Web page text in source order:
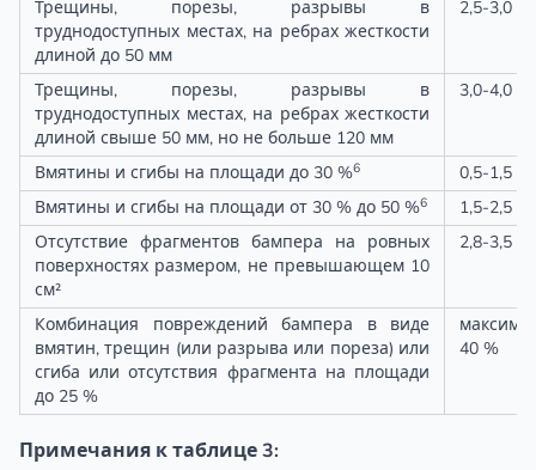
Трещины, порезы, разрывы в
труднодоступных местах, на ребрах жесткости
длиной до 50 мм
2,5-3,0
Трещины, порезы, разрывы в
труднодоступных местах, на ребрах жесткости
длиной свыше 50 мм, но не больше 120 мм
3,0-4,0
Вмятины и сгибы на площади до 30 %6
0,5-1,5
Вмятины и сгибы на площади от 30 % до 50 %6
1,5-2,5
Отсутствие фрагментов бампера на ровных
поверхностях размером, не превышающем 10
см²
2,8-3,5
Комбинация повреждений бампера в виде
вмятин, трещин (или разрыва или пореза) или
сгиба или отсутствия фрагмента на площади
до 25 %
40 %
Примечания к таблице 3: